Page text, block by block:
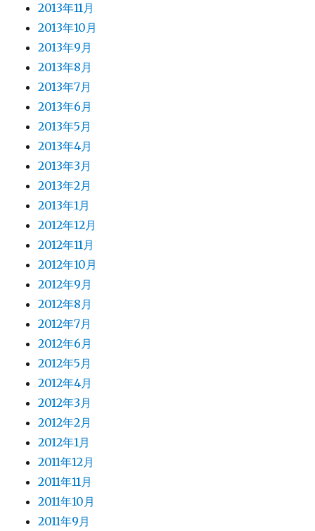
2013年11月
2013年10月
2013年9月
2013年8月
2013年7月
2013年6月
2013年5月
2013年4月
2013年3月
2013年2月
2013年1月
2012年12月
2012年11月
2012年10月
2012年9月
2012年8月
2012年7月
2012年6月
2012年5月
2012年4月
2012年3月
2012年2月
2012年1月
2011年12月
2011年11月
2011年10月
2011年9月